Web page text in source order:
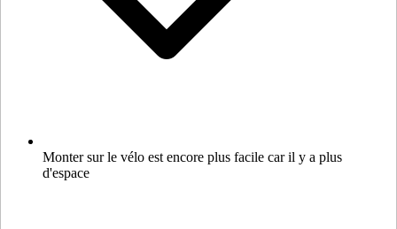
Monter sur le vélo est encore plus facile car il y a plus
d'espace